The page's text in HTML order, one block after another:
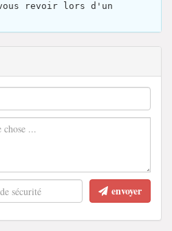
revoir lors d'un
envoyer